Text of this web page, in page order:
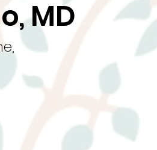
MD